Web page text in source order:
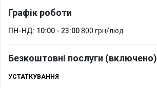
Графік роботи
ПН-НД: 10:00 - 23:00800 грн/люд.
Безкоштовні послуги (включено)
УСТАТКУВАННЯ